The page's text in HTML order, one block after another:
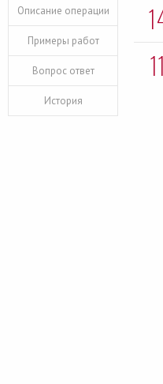
Описание операции
Примеры работ
Вопрос ответ
История
11